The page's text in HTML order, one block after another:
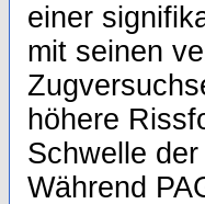
einer
mit seinen
höhere
Schwelle
Während